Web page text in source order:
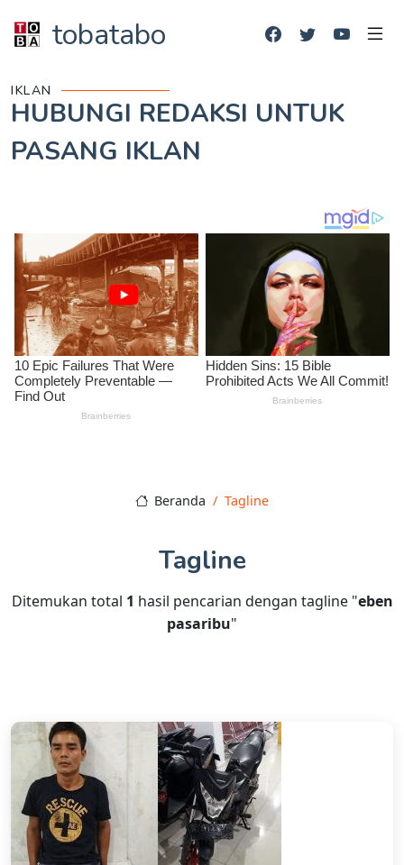
tobatabo
IKLAN
HUBUNGI REDAKSI UNTUK
PASANG IKLAN
Beranda Tagline
Tagline
Ditemukan total 1 hasil pencarian dengan tagline "eben
pasaribu"